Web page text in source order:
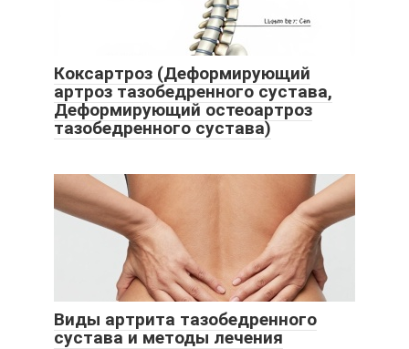
Коксартроз (Деформирующий
артроз тазобедренного сустава,
Деформирующий остеоартроз
тазобедренного сустава)
Виды артрита тазобедренного
сустава и методы лечения